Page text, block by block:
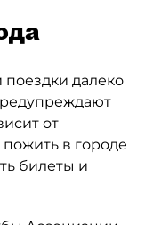
далеко
от
в городе
билеты и